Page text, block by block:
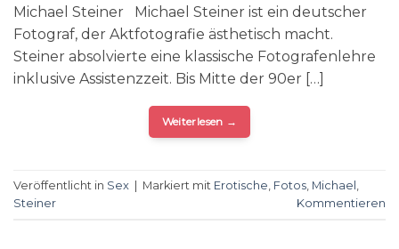
Michael Steiner Michael Steiner ist ein deutscher
Fotograf, der Aktfotografie ästhetisch macht.
Steiner absolvierte eine klassische Fotografenlehre
inklusive Assistenzzeit. Bis Mitte der 90er […]
Weiterlesen →
Veröffentlicht in Sex | Markiert mit Erotische Fotos Michael
Steiner
Kommentieren